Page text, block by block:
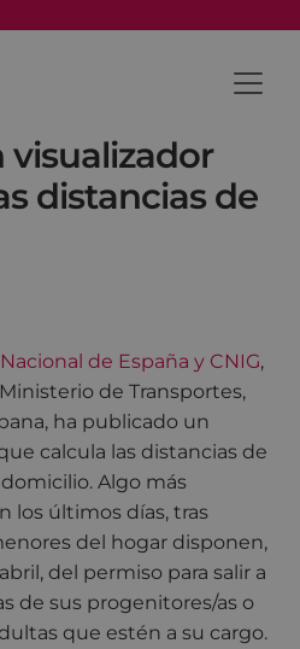
visualizador
distancias de
de España y CNIG,
de Transportes,
ha publicado un
calcula las distancias de
Algo más
los últimos días, tras
del hogar disponen,
del permiso para salir a
de sus progenitores/as o
que estén a su cargo.